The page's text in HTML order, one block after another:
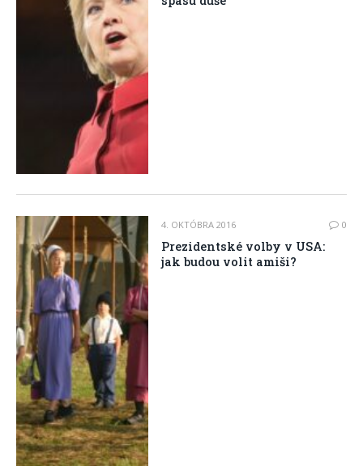
4. OKTÓBRA 2016 0
Prezidentské volby v USA:
jak budou volit amiši?